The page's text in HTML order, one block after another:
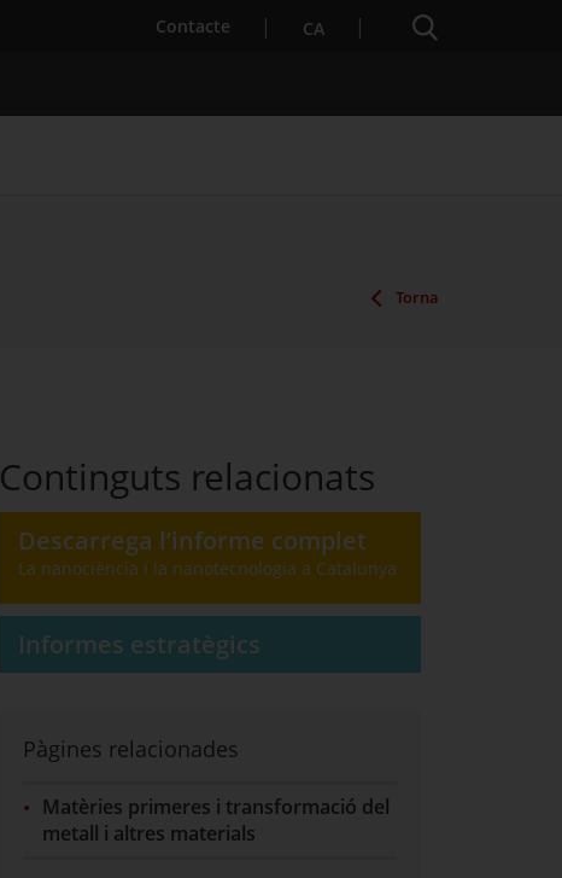
Contacte . Obre en una nova finestra.
CA Cercador
Torna
Continguts relacionats
Descarrega l’informe complet
Aquest enllaç porta a un altre lloc web: Descarrega l’informe complet La
La nanociència i la nanotecnologia a Catalunya
Informes estratègics
Pàgines relacionades
Matèries primeres i transformació del
metall i altres materials